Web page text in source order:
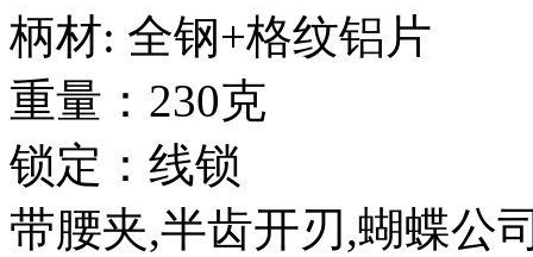
柄材: 全钢+格纹铝片
重量：230克
锁定：线锁
带腰夹,半齿开刃,蝴蝶公